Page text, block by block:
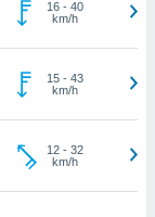
16- 40
km/h
15- 43
km/h
12- 32
km/h